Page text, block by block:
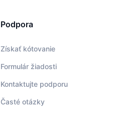
Podpora
Získať kótovanie
Formulár žiadosti
Kontaktujte podporu
Časté otázky